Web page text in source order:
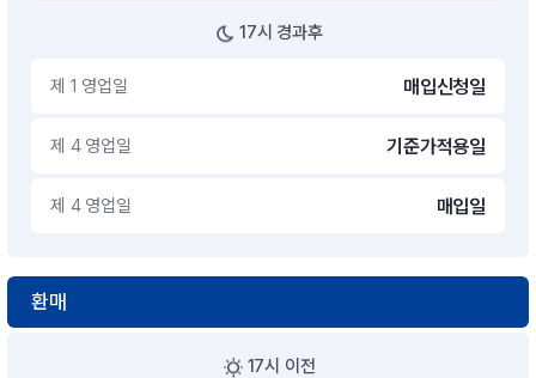
17시 경과후
제 1 영업일 매입신청일
제 4 영업일 기준가적용일
제 4 영업일 매입일
환매
17시 이전